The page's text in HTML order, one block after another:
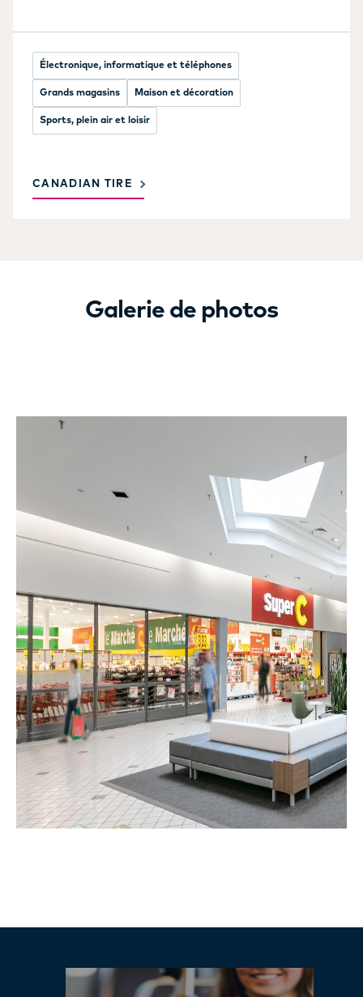
Électronique, informatique et téléphones
Grands magasins Maison et décoration
Sports, plein air et loisir
CANADIAN TIRE
Galerie de photos